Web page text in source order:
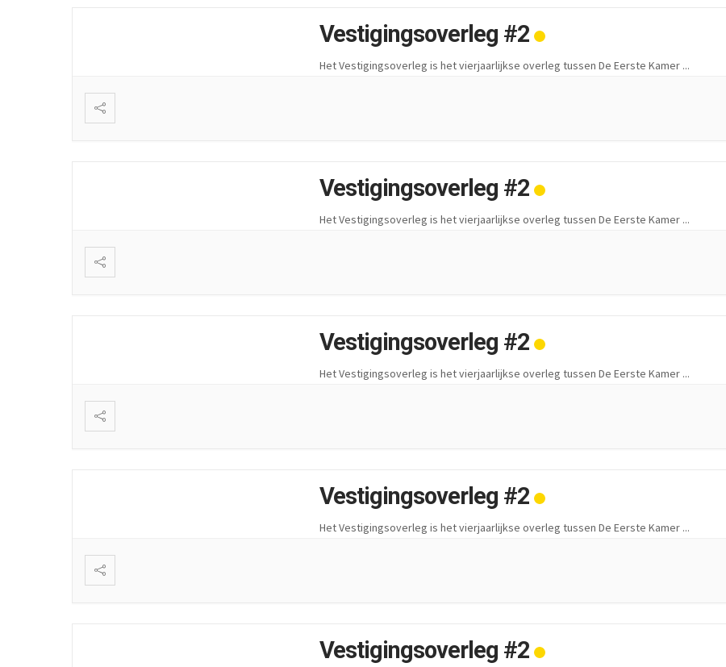
Vestigingsoverleg #2
Het Vestigingsoverleg is het vierjaarlijkse overleg tussen De Eerste Kamer ...
Vestigingsoverleg #2
Het Vestigingsoverleg is het vierjaarlijkse overleg tussen De Eerste Kamer ...
Vestigingsoverleg #2
Het Vestigingsoverleg is het vierjaarlijkse overleg tussen De Eerste Kamer ...
Vestigingsoverleg #2
Het Vestigingsoverleg is het vierjaarlijkse overleg tussen De Eerste Kamer ...
Vestigingsoverleg #2